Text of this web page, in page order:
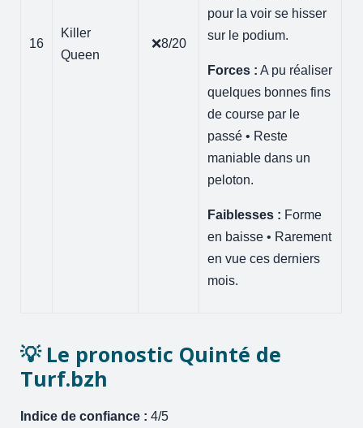
16
Killer
Queen
❌8/20
pour la voir se hisser
sur le podium.
Forces : A pu réaliser
quelques bonnes fins
de course par le
passé • Reste
maniable dans un
peloton.
Faiblesses : Forme
en baisse • Rarement
en vue ces derniers
mois.
💡 Le pronostic Quinté de
Turf.bzh
Indice de confiance : 4/5